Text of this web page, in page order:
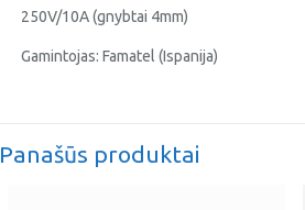
250V/10A (gnybtai 4mm)
Gamintojas: Famatel (Ispanija)
Panašūs produktai